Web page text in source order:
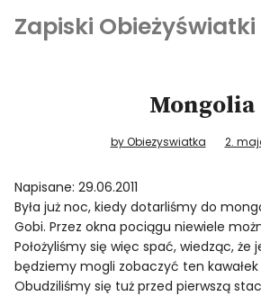
Zapiski Obieżyświatki
O-fiszki
Niezwyczajne ściany
Mongolia
by Obiezyswiatka 2.
Napisane: 29.06.2011
Była już noc, kiedy dotarliśmy do
Gobi. Przez okna pociągu niewiele
Położyliśmy się więc spać, wiedząc, że
będziemy mogli zobaczyć ten kawałek
Obudziliśmy się tuż przed pierwszą